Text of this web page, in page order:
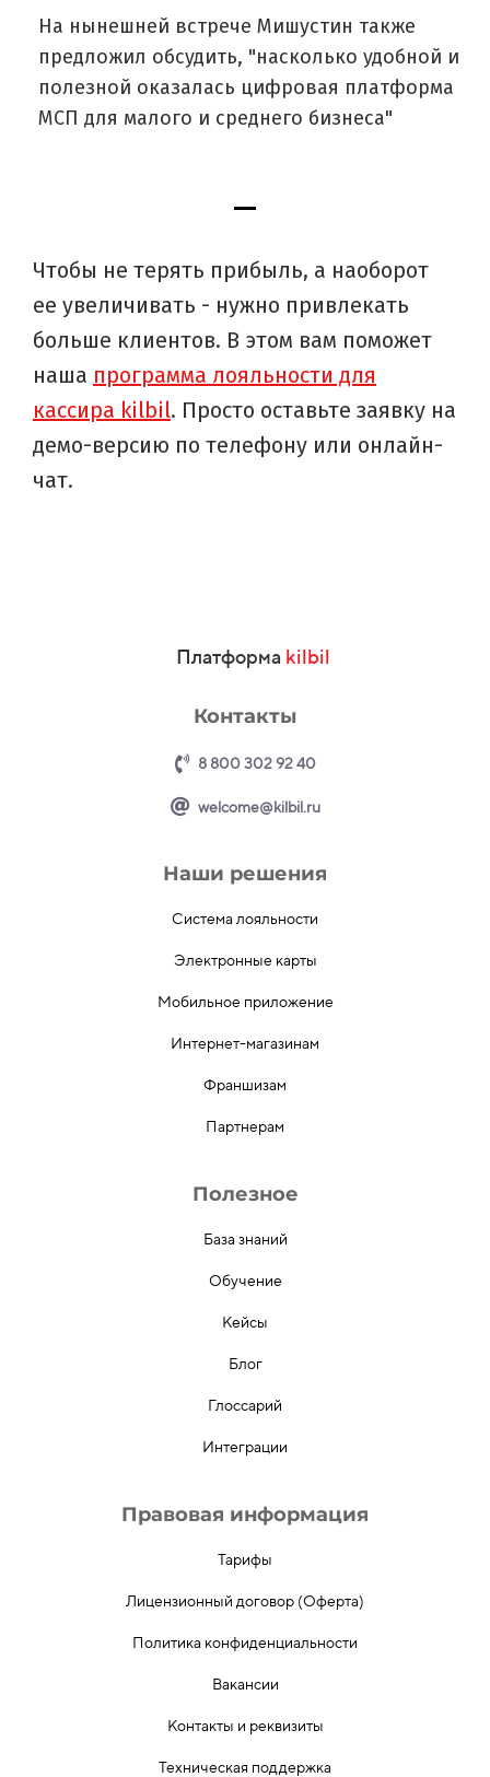
На нынешней встрече Мишустин также
предложил обсудить, "насколько удобной и
полезной оказалась цифровая платформа
МСП для малого и среднего бизнеса"
Чтобы не терять прибыль, а наоборот
ее увеличивать - нужно привлекать
больше клиентов. В этом вам поможет
наша программа лояльности для
кассира kilbil. Просто оставьте заявку на
демо-версию по телефону или онлайн-
чат.
Платформа kilbil
Контакты
8 800 302 92 40
welcome@kilbil.ru
Наши решения
Система лояльности
Электронные карты
Мобильное приложение
Интернет-магазинам
Франшизам
Партнерам
Полезное
База знаний
Обучение
Кейсы
Блог
Глоссарий
Интеграции
Правовая информация
Тарифы
Лицензионный договор (Оферта)
Политика конфиденциальности
Вакансии
Контакты и реквизиты
Техническая поддержка